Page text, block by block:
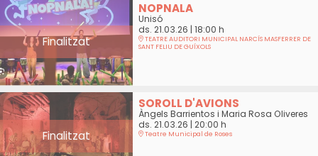
Finalitzat
NOPNALA
Unisó
ds. 21.03.26 | 18:00 h
TEATRE AUDITORI MUNICIPAL NARCÍS MASFERRER DE
SANT FELIU DE GUÍXOLS
Finalitzat
SOROLL D'AVIONS
Àngels Barrientos i Maria Rosa Oliveres
ds. 21.03.26 | 20:00 h
Teatre Municipal de Roses